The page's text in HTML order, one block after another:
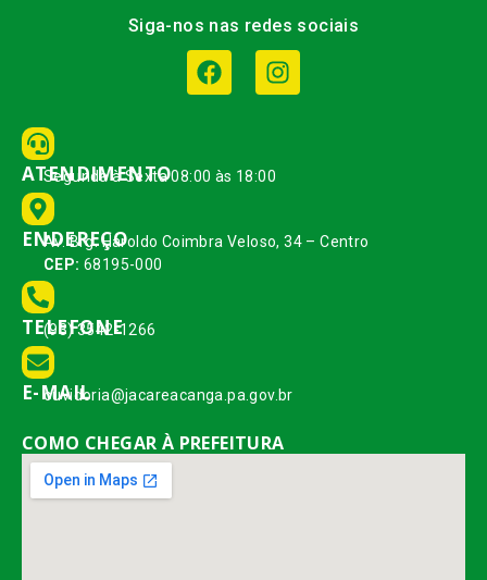
Siga-nos nas redes sociais
ATENDIMENTO
Segunda à Sexta 08:00 às 18:00
ENDEREÇO
Av. Brg. Haroldo Coimbra Veloso, 34 – Centro
CEP: 68195-000
TELEFONE
(93) 3542-1266
E-MAIL
ouvidoria@jacareacanga.pa.gov.br
COMO CHEGAR À PREFEITURA